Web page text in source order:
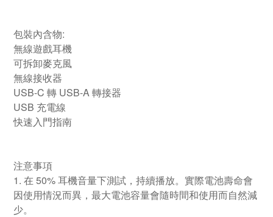
包裝內含物:
無線遊戲耳機
可拆卸麥克風
無線接收器
USB-C 轉 USB-A 轉接器
USB 充電線
快速入門指南
注意事項
1. 在 50% 耳機音量下測試，持續播放。實際電池壽命會
因使用情況而異，最大電池容量會隨時間和使用而自然減
少。